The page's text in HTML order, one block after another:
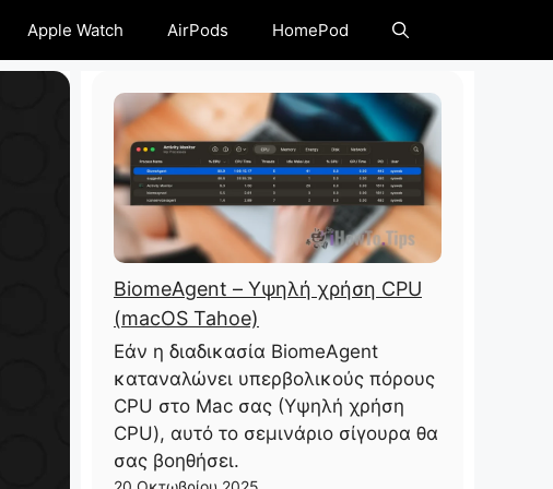
Apple Watch AirPods HomePod
BiomeAgent – ​​Υψηλή χρήση CPU
(macOS Tahoe)
Εάν η διαδικασία BiomeAgent
καταναλώνει υπερβολικούς πόρους
CPU στο Mac σας (Υψηλή χρήση
CPU), αυτό το σεμινάριο σίγουρα θα
σας βοηθήσει.